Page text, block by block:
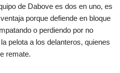
de Dabove es dos en uno, es
porque defiende en bloque
o perdiendo por no
pelota a los delanteros, quienes
remate.